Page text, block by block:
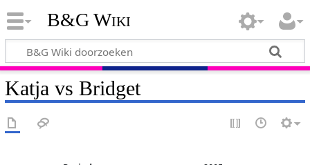
B&G Wiki
Katja vs Bridget